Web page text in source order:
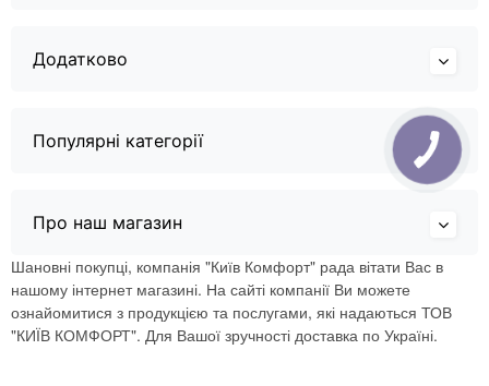
Додатково
Популярні категорії
Про наш магазин
Шановні покупці, компанія "Київ Комфорт" рада вітати Вас в
нашому інтернет магазині. На сайті компанії Ви можете
ознайомитися з продукцією та послугами, які надаються ТОВ
"КИЇВ КОМФОРТ". Для Вашої зручності доставка по Україні.